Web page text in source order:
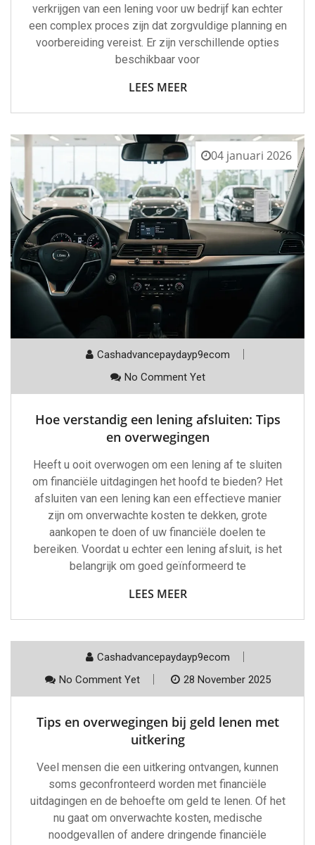
verkrijgen van een lening voor uw bedrijf kan echter
een complex proces zijn dat zorgvuldige planning en
voorbereiding vereist. Er zijn verschillende opties
beschikbaar voor
LEES MEER
04 januari 2026
Cashadvancepaydayp9ecom
No Comment Yet
Hoe verstandig een lening afsluiten: Tips
en overwegingen
Heeft u ooit overwogen om een lening af te sluiten
om financiële uitdagingen het hoofd te bieden? Het
afsluiten van een lening kan een effectieve manier
zijn om onverwachte kosten te dekken, grote
aankopen te doen of uw financiële doelen te
bereiken. Voordat u echter een lening afsluit, is het
belangrijk om goed geïnformeerd te
LEES MEER
Cashadvancepaydayp9ecom
No Comment Yet
28 November 2025
Tips en overwegingen bij geld lenen met
uitkering
Veel mensen die een uitkering ontvangen, kunnen
soms geconfronteerd worden met financiële
uitdagingen en de behoefte om geld te lenen. Of het
nu gaat om onverwachte kosten, medische
noodgevallen of andere dringende financiële